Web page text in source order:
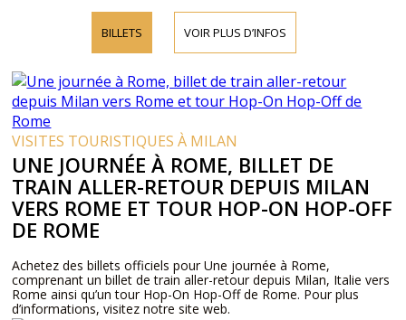
BILLETS VOIR PLUS D’INFOS
VISITES TOURISTIQUES À MILAN
UNE JOURNÉE À ROME, BILLET DE
TRAIN ALLER-RETOUR DEPUIS MILAN
VERS ROME ET TOUR HOP-ON HOP-OFF
DE ROME
Achetez des billets officiels pour Une journée à Rome,
comprenant un billet de train aller-retour depuis Milan, Italie vers
Rome ainsi qu’un tour Hop-On Hop-Off de Rome. Pour plus
d’informations, visitez notre site web.